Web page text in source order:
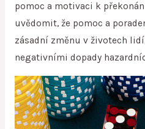
pomoc a motivaci k
uvědomit, že pomoc a
zásadní změnu v životech
negativními dopady